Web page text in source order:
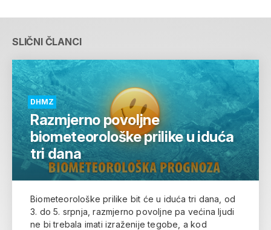
SLIČNI ČLANCI
DHMZ
Razmjerno povoljne
biometeorološke prilike u iduća
tri dana
Biometeorološke prilike bit će u iduća tri dana, od
3. do 5. srpnja, razmjerno povoljne pa većina ljudi
ne bi trebala imati izraženije tegobe, a kod